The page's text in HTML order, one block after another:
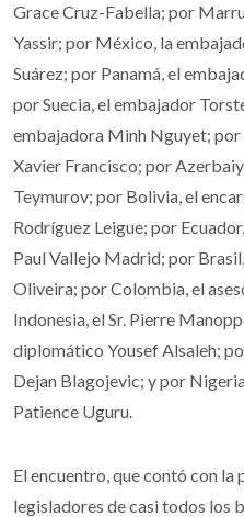
Grace Cruz-Fabella; por
Yassir; por México, la
Suárez; por Panamá, el
por Suecia, el embajador
embajadora Minh Nguyet;
Xavier Francisco; por
Teymurov; por Bolivia, el
Rodríguez Leigue; por
Paul Vallejo Madrid; por
Oliveira; por Colombia, el
Indonesia, el Sr. Pierre
diplomático Yousef Alsaleh;
Dejan Blagojevic; y por
Patience Uguru.
El encuentro, que contó con la
legisladores de casi todos los